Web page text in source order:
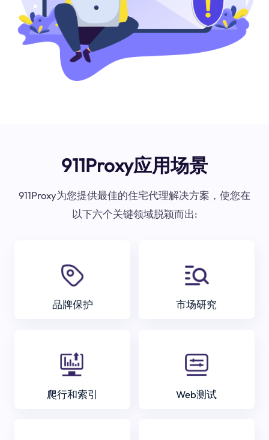
911Proxy应用场景
911Proxy为您提供最佳的住宅代理解决方案，使您在
以下六个关键领域脱颖而出:
品牌保护 市场研究
爬行和索引 Web测试